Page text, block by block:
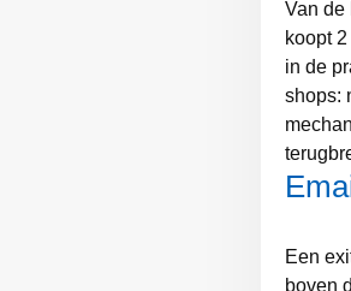
Van de
koopt
in de
shops:
Een
boven